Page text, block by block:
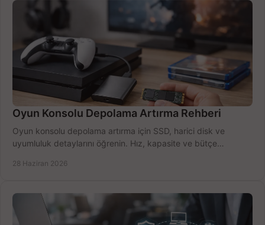
Oyun Konsolu Depolama Artırma Rehberi
Oyun konsolu depolama artırma için SSD, harici disk ve
uyumluluk detaylarını öğrenin. Hız, kapasite ve bütçe
28 Haziran 2026